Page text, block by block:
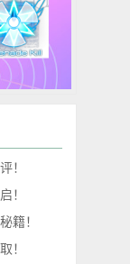
！
！
籍！
！